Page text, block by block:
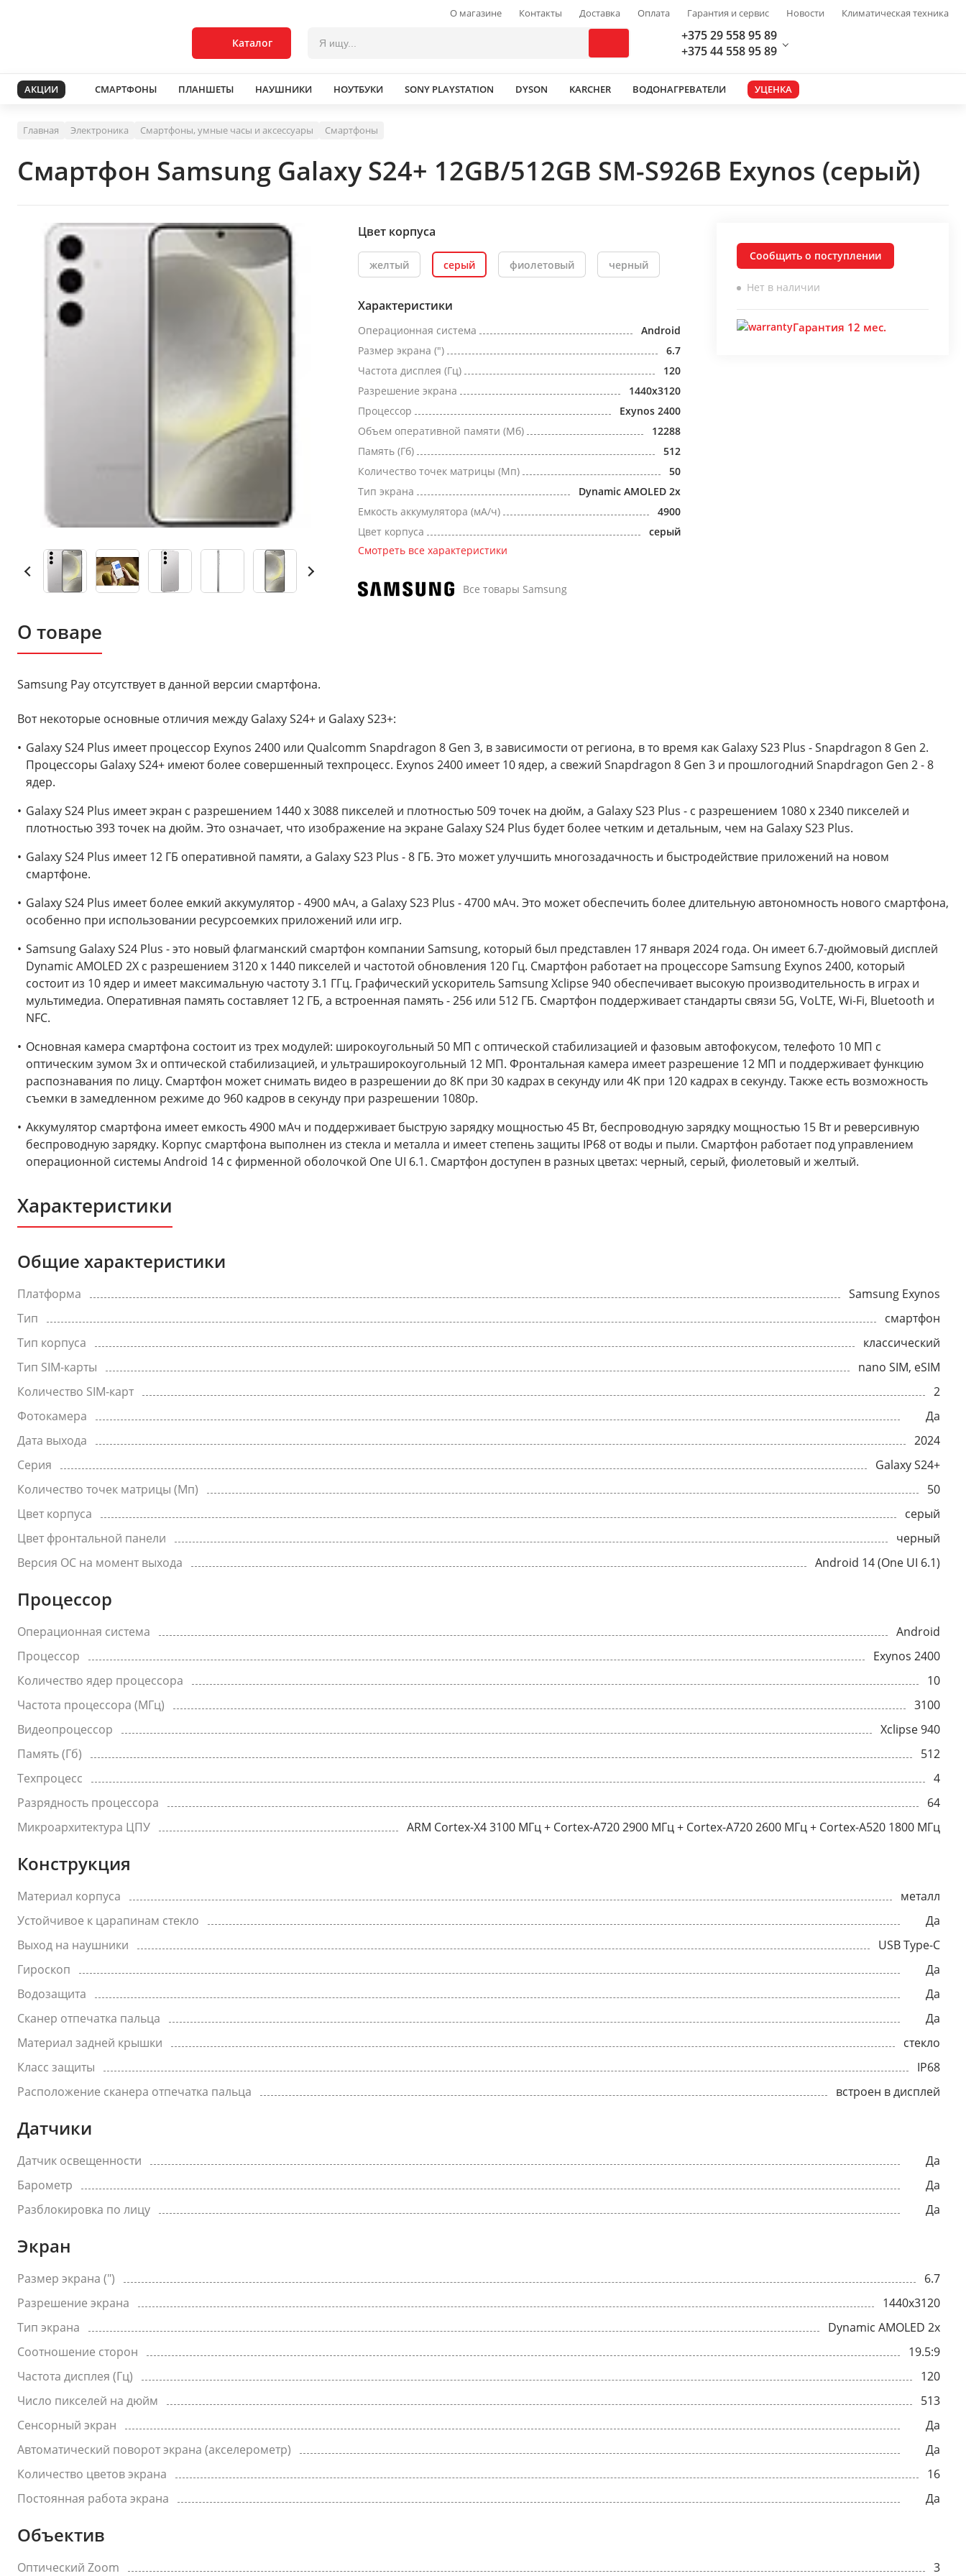
О магазине Контакты Доставка Оплата Гарантия и сервис Новости Климатическая техника
Каталог
+375 29 558 95 89
+375 44 558 95 89
АКЦИИ СМАРТФОНЫ ПЛАНШЕТЫ НАУШНИКИ НОУТБУКИ SONY PLAYSTATION DYSON KARCHER ВОДОНАГРЕВАТЕЛИ УЦЕНКА
Главная Электроника Смартфоны, умные часы и аксессуары Смартфоны
Смартфон Samsung Galaxy S24+ 12GB/512GB SM-S926B Exynos (серый)
Цвет корпуса
желтый серый фиолетовый черный
Характеристики
Операционная система
Android
Размер экрана (")
6.7
Частота дисплея (Гц)
120
Разрешение экрана
1440x3120
Процессор
Exynos 2400
Объем оперативной памяти (Мб)
12288
Память (Гб)
512
Количество точек матрицы (Мп)
50
Тип экрана
Dynamic AMOLED 2x
Емкость аккумулятора (мА/ч)
4900
Цвет корпуса
серый
Смотреть все характеристики
Все товары Samsung
Сообщить о поступлении
Нет в наличии
Гарантия 12 мес.
О товаре
Samsung Pay отсутствует в данной версии смартфона.
Вот некоторые основные отличия между Galaxy S24+ и Galaxy S23+:
Galaxy S24 Plus имеет процессор Exynos 2400 или Qualcomm Snapdragon 8 Gen 3, в зависимости от региона, в то время как Galaxy S23 Plus - Snapdragon 8 Gen 2.
Процессоры Galaxy S24+ имеют более совершенный техпроцесс. Exynos 2400 имеет 10 ядер, а свежий Snapdragon 8 Gen 3 и прошлогодний Snapdragon Gen 2 - 8
ядер.
Galaxy S24 Plus имеет экран с разрешением 1440 x 3088 пикселей и плотностью 509 точек на дюйм, а Galaxy S23 Plus - с разрешением 1080 x 2340 пикселей и
плотностью 393 точек на дюйм. Это означает, что изображение на экране Galaxy S24 Plus будет более четким и детальным, чем на Galaxy S23 Plus.
Galaxy S24 Plus имеет 12 ГБ оперативной памяти, а Galaxy S23 Plus - 8 ГБ. Это может улучшить многозадачность и быстродействие приложений на новом
смартфоне.
Galaxy S24 Plus имеет более емкий аккумулятор - 4900 мАч, а Galaxy S23 Plus - 4700 мАч. Это может обеспечить более длительную автономность нового смартфона,
особенно при использовании ресурсоемких приложений или игр.
Samsung Galaxy S24 Plus - это новый флагманский смартфон компании Samsung, который был представлен 17 января 2024 года. Он имеет 6.7-дюймовый дисплей
Dynamic AMOLED 2X с разрешением 3120 x 1440 пикселей и частотой обновления 120 Гц. Смартфон работает на процессоре Samsung Exynos 2400, который
состоит из 10 ядер и имеет максимальную частоту 3.1 ГГц. Графический ускоритель Samsung Xclipse 940 обеспечивает высокую производительность в играх и
мультимедиа. Оперативная память составляет 12 ГБ, а встроенная память - 256 или 512 ГБ. Смартфон поддерживает стандарты связи 5G, VoLTE, Wi-Fi, Bluetooth и
NFC.
Основная камера смартфона состоит из трех модулей: широкоугольный 50 МП с оптической стабилизацией и фазовым автофокусом, телефото 10 МП с
оптическим зумом 3x и оптической стабилизацией, и ультраширокоугольный 12 МП. Фронтальная камера имеет разрешение 12 МП и поддерживает функцию
распознавания по лицу. Смартфон может снимать видео в разрешении до 8K при 30 кадрах в секунду или 4K при 120 кадрах в секунду. Также есть возможность
съемки в замедленном режиме до 960 кадров в секунду при разрешении 1080p.
Аккумулятор смартфона имеет емкость 4900 мАч и поддерживает быструю зарядку мощностью 45 Вт, беспроводную зарядку мощностью 15 Вт и реверсивную
беспроводную зарядку. Корпус смартфона выполнен из стекла и металла и имеет степень защиты IP68 от воды и пыли. Смартфон работает под управлением
операционной системы Android 14 с фирменной оболочкой One UI 6.1. Смартфон доступен в разных цветах: черный, серый, фиолетовый и желтый.
Характеристики
Общие характеристики
Платформа
Samsung Exynos
Тип
смартфон
Тип корпуса
классический
Тип SIM-карты
nano SIM, eSIM
Количество SIM-карт
2
Фотокамера
Да
Дата выхода
2024
Серия
Galaxy S24+
Количество точек матрицы (Мп)
50
Цвет корпуса
серый
Цвет фронтальной панели
черный
Версия ОС на момент выхода
Android 14 (One UI 6.1)
Процессор
Операционная система
Android
Процессор
Exynos 2400
Количество ядер процессора
10
Частота процессора (МГц)
3100
Видеопроцессор
Xclipse 940
Память (Гб)
512
Техпроцесс
4
Разрядность процессора
64
Микроархитектура ЦПУ
ARM Cortex-X4 3100 МГц + Cortex-A720 2900 МГц + Cortex-A720 2600 МГц + Cortex-A520 1800 МГц
Конструкция
Материал корпуса
металл
Устойчивое к царапинам стекло
Да
Выход на наушники
USB Type-C
Гироскоп
Да
Водозащита
Да
Сканер отпечатка пальца
Да
Материал задней крышки
стекло
Класс защиты
IP68
Расположение сканера отпечатка пальца
встроен в дисплей
Датчики
Датчик освещенности
Да
Барометр
Да
Разблокировка по лицу
Да
Экран
Размер экрана (")
6.7
Разрешение экрана
1440x3120
Тип экрана
Dynamic AMOLED 2x
Соотношение сторон
19.5:9
Частота дисплея (Гц)
120
Число пикселей на дюйм
513
Сенсорный экран
Да
Автоматический поворот экрана (акселерометр)
Да
Количество цветов экрана
16
Постоянная работа экрана
Да
Объектив
Оптический Zoom 3